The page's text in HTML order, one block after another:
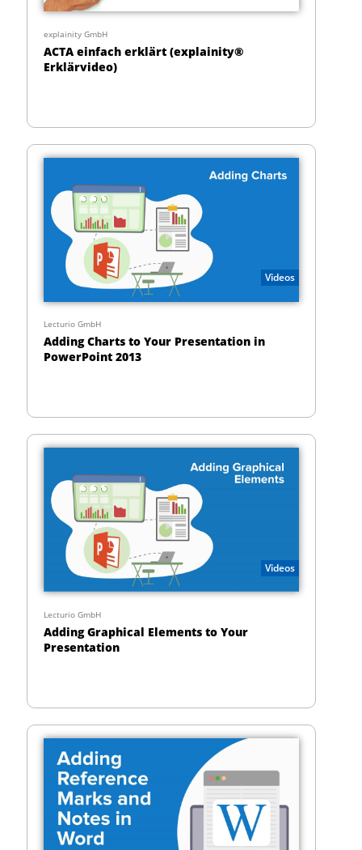
explainity GmbH
ACTA einfach erklärt (explainity®
Erklärvideo)
Videos
Lecturio GmbH
Adding Charts to Your Presentation in
PowerPoint 2013
Videos
Lecturio GmbH
Adding Graphical Elements to Your
Presentation